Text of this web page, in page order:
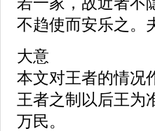
不趋使而安乐之。
大意
本文对王者的情况
王者之制以后王为
万民。